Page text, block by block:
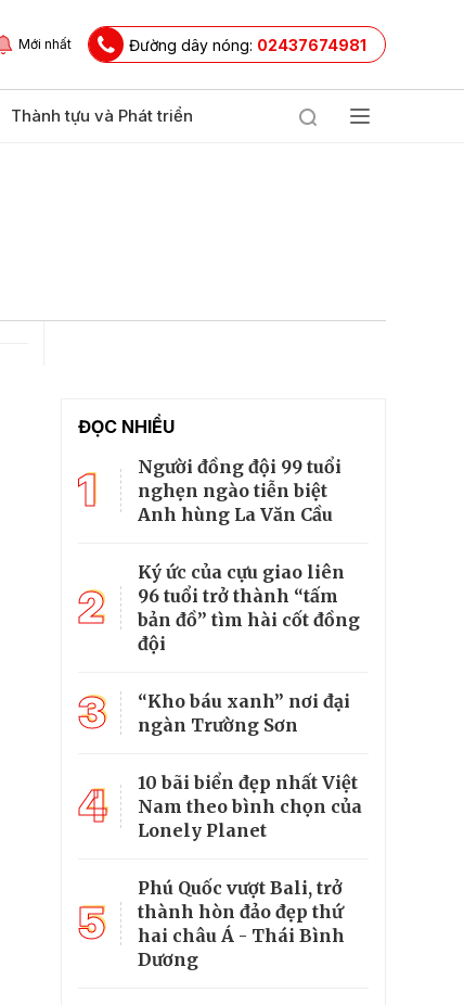
Mới nhất Đường dây nóng: 02437674981
Thành tựu và Phát triển
ĐỌC NHIỀU
1
Người đồng đội 99 tuổi
nghẹn ngào tiễn biệt
Anh hùng La Văn Cầu
2
Ký ức của cựu giao liên
96 tuổi trở thành “tấm
bản đồ” tìm hài cốt đồng
đội
3
“Kho báu xanh” nơi đại
ngàn Trường Sơn
4
10 bãi biển đẹp nhất Việt
Nam theo bình chọn của
Lonely Planet
5
Phú Quốc vượt Bali, trở
thành hòn đảo đẹp thứ
hai châu Á - Thái Bình
Dương